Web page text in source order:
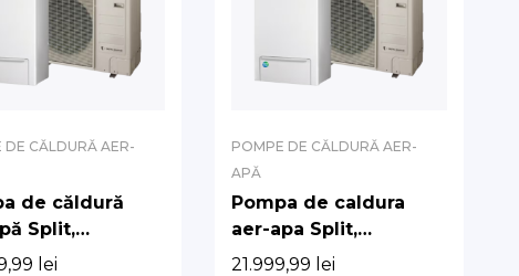
DE CĂLDURĂ AER-
de căldură
Split,
12 kW,
lei
POMPE DE CĂLDURĂ AER-
APĂ
Pompa de caldura
aer-apa Split,
Samsung, 9 kW,
21.999,99 lei